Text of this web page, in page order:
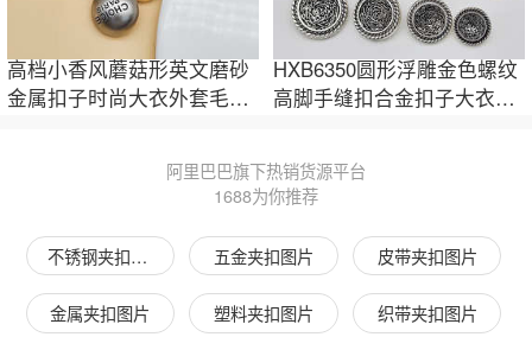
高档小香风蘑菇形英文磨砂
金属扣子时尚大衣外套毛呢
HXB6350圆形浮雕金色螺纹
高脚手缝扣合金扣子大衣羊
阿里巴巴旗下热销货源平台
1688为你推荐
不锈钢夹扣图片 五金夹扣图片 皮带夹扣图片
金属夹扣图片 塑料夹扣图片 织带夹扣图片